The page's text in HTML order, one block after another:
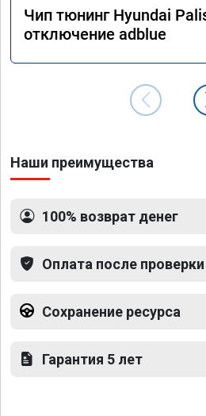
Чип тюнинг Hyundai
отключение adblue
Наши преимущества
100% возврат денег
Оплата после проверки
Сохранение ресурса
Гарантия 5 лет